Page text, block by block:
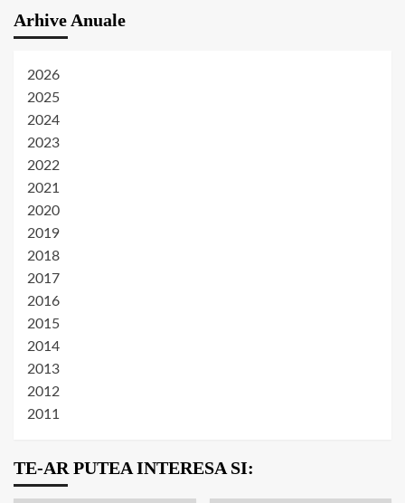
Arhive Anuale
2026
2025
2024
2023
2022
2021
2020
2019
2018
2017
2016
2015
2014
2013
2012
2011
TE-AR PUTEA INTERESA SI: